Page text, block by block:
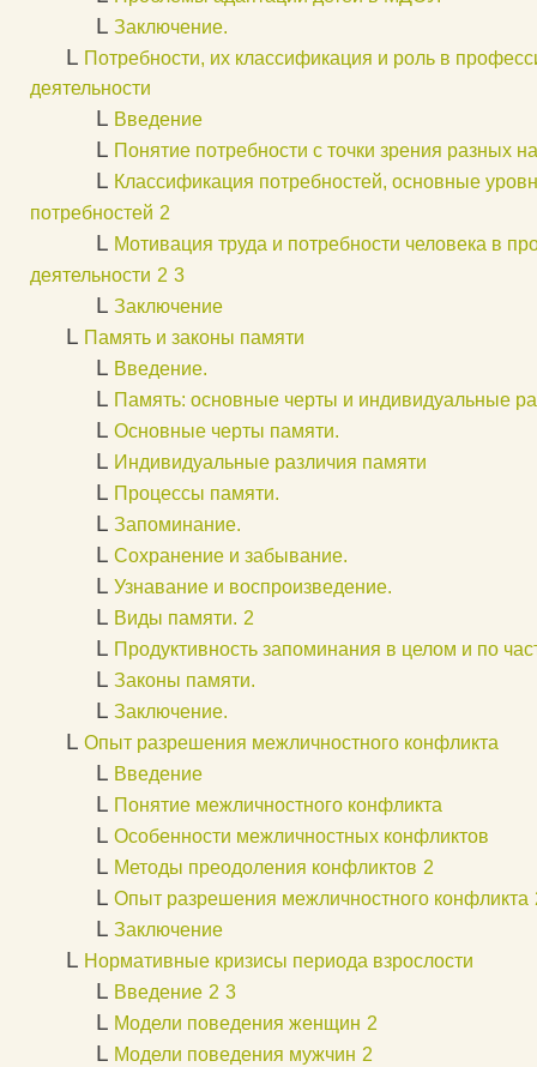
L Заключение.
L Потребности, их классификация и роль в
деятельности
L Введение
L Понятие потребности с точки зрения разных
L Классификация потребностей, основные
потребностей 2
L Мотивация труда и потребности человека в
деятельности 2 3
L Заключение
L Память и законы памяти
L Введение.
L Память: основные черты и индивидуальные
L Основные черты памяти.
L Индивидуальные различия памяти
L Процессы памяти.
L Запоминание.
L Сохранение и забывание.
L Узнавание и воспроизведение.
L Виды памяти. 2
L Продуктивность запоминания в целом и по
L Законы памяти.
L Заключение.
L Опыт разрешения межличностного конфликта
L Введение
L Понятие межличностного конфликта
L Особенности межличностных конфликтов
L Методы преодоления конфликтов 2
L Опыт разрешения межличностного конфликта
L Заключение
L Нормативные кризисы периода взрослости
L Введение 2 3
L Модели поведения женщин 2
L Модели поведения мужчин 2